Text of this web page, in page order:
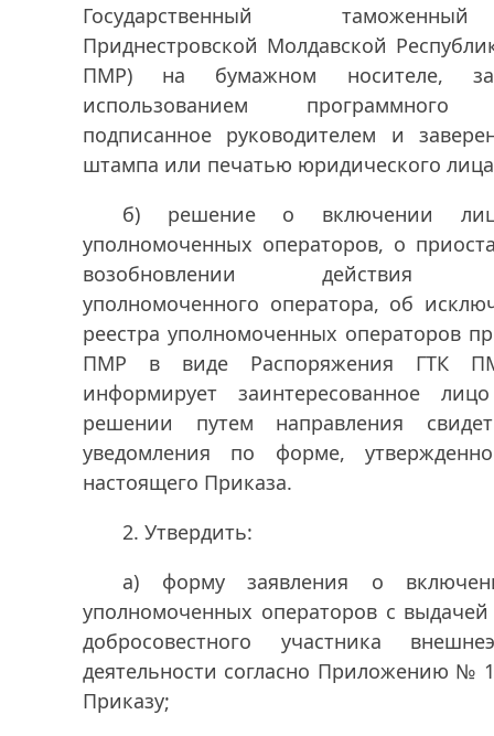
Государственный
Приднестровской Молдавской
ПМР) на бумажном носителе,
использованием программного
подписанное руководителем и
штампа или печатью юридического
б) решение о включении
уполномоченных операторов, о
возобновлении действия
уполномоченного оператора, об
реестра уполномоченных операторов
ПМР в виде Распоряжения ГТК
информирует заинтересованное
решении путем направления
уведомления по форме,
настоящего Приказа.
2. Утвердить:
а) форму заявления о
уполномоченных операторов с выдачей
добросовестного участника
деятельности согласно Приложению №
Приказу;